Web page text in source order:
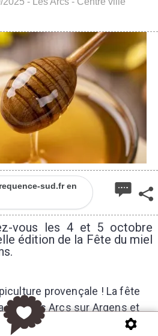
sud.fr en
vous les 4 et 5 octobre
édition de la Fête du miel
provençale ! La fête
ville des Arcs sur Argens et
public les 4 et 5 octobre